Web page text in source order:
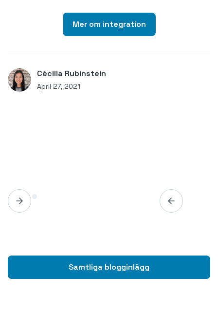
Mer om integration
Cécilia Rubinstein
April 27, 2021
Samtliga blogginlägg